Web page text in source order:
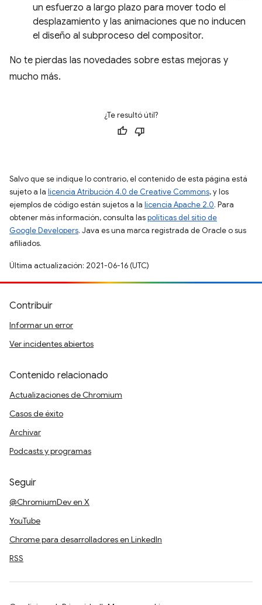
un esfuerzo a largo plazo para mover todo el
desplazamiento y las animaciones que no inducen
el diseño al subproceso del compositor.
No te pierdas las novedades sobre estas mejoras y
mucho más.
¿Te resultó útil?
Salvo que se indique lo contrario, el contenido de esta página está
sujeto a la licencia Atribución 4.0 de Creative Commons, y los
ejemplos de código están sujetos a la licencia Apache 2.0. Para
obtener más información, consulta laspolíticas del sitio de
Google Developers. Java es una marca registrada de Oracle o sus
afiliados.
Última actualización: 2021-06-16 (UTC)
Contribuir
Informar un error
Ver incidentes abiertos
Contenido relacionado
Actualizaciones de Chromium
Casos de éxito
Archivar
Podcasts y programas
Seguir
@ChromiumDev en X
YouTube
Chrome para desarrolladores en LinkedIn
RSS